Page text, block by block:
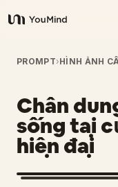
YouMind
Tổng quan
Các trường hợp sử
Kỹ năng
PROMPT›HÌNH ẢNH
Chân
sống tại
hiện đại